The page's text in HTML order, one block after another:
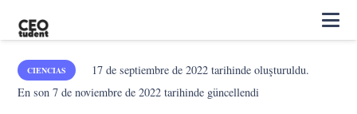
CIENCIAS 17 de septiembre de 2022tarihinde oluşturuldu.
En son7 de noviembre de 2022 tarihinde güncellendi